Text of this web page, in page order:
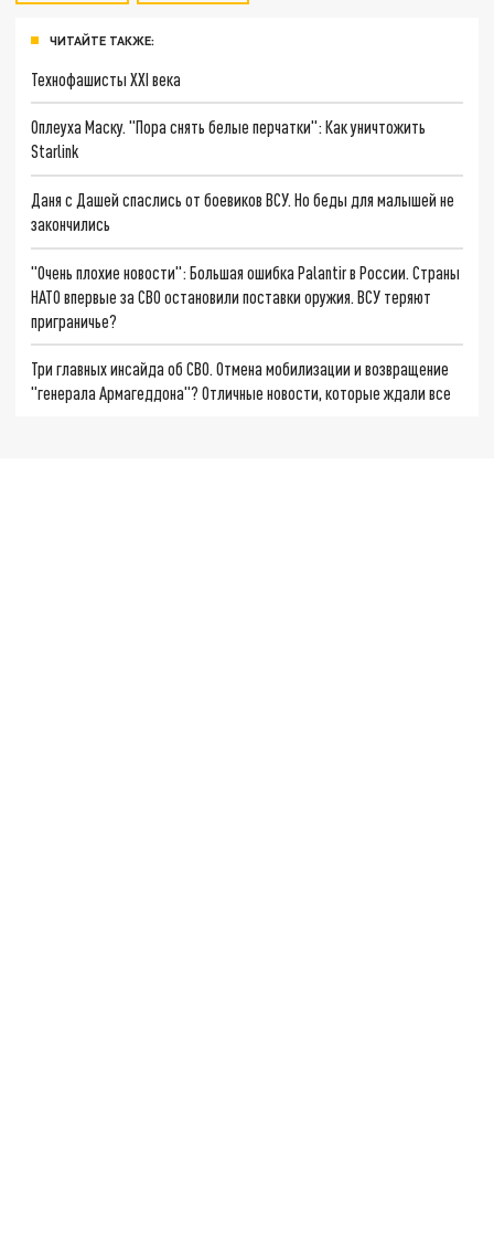
ЧИТАЙТЕ ТАКЖЕ:
Технофашисты XXI века
Оплеуха Маску. "Пора снять белые перчатки": Как уничтожить
Starlink
Даня с Дашей спаслись от боевиков ВСУ. Но беды для малышей не
закончились
"Очень плохие новости": Большая ошибка Palantir в России. Страны
НАТО впервые за СВО остановили поставки оружия. ВСУ теряют
приграничье?
Три главных инсайда об СВО. Отмена мобилизации и возвращение
"генерала Армагеддона"? Отличные новости, которые ждали все